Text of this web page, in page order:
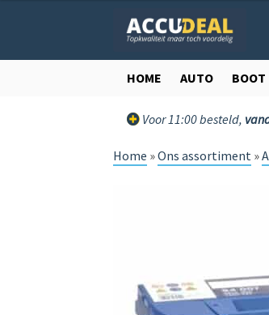
door
direct
HOME AUTO BOOT
Voor 11:00 besteld,
Home »Ons assortiment »